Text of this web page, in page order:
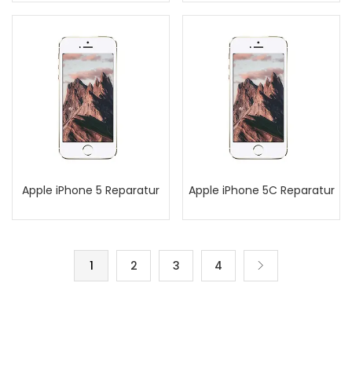
Apple iPhone 5 Reparatur Apple iPhone 5C Reparatur
1 2 3 4